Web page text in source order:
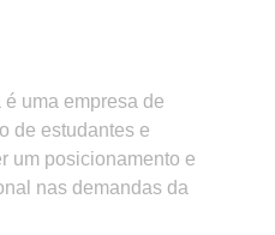
uma empresa de
de estudantes e
um posicionamento e
nas demandas da